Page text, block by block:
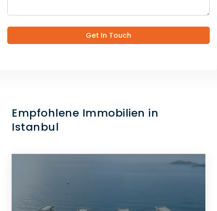
Get In Touch
Empfohlene Immobilien in
Istanbul